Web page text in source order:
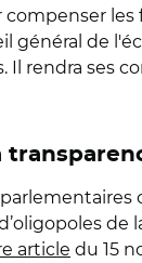
les
général de
Il rendra ses
de
article du 15